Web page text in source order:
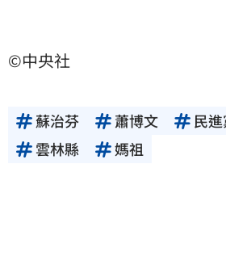
©中央社
蘇治芬 蕭博文 民
雲林縣
媽祖